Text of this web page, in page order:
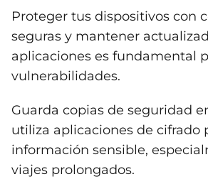
Proteger tus dispositivos con
seguras y mantener
aplicaciones es fundamental
vulnerabilidades.
Guarda copias de seguridad
utiliza aplicaciones de cifrado
información sensible,
viajes prolongados.